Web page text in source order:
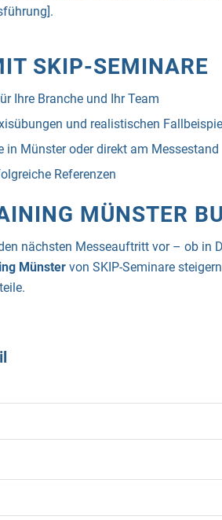
SKIP-SEMINARE
Ihre Branche und Ihr Team
und realistischen
in Münster oder direkt am Messestand
Referenzen
MÜNSTER
nächsten Messeauftritt vor – ob in
Münster von SKIP-Seminare